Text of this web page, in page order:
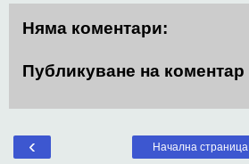
Няма коментари:
Публикуване на коментар
‹ Начална страница